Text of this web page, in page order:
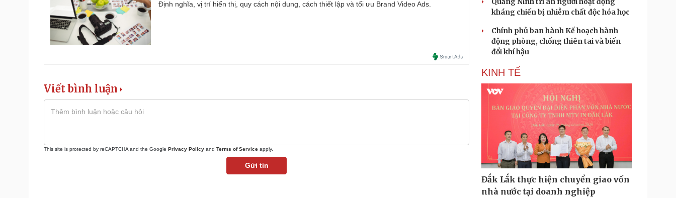
Định nghĩa, vị trí hiển thị, quy cách nội dung, cách thiết lập và tối ưu Brand Video Ads.
Viết bình luận
This site is protected by reCAPTCHA and the Google Privacy Policy and Terms of Service apply.
Gửi tin
kháng chiến bị nhiễm chất độc hóa học
Chính phủ ban hành Kế hoạch hành
động phòng, chống thiên tai và biến
đổi khí hậu
KINH TẾ
Đắk Lắk thực hiện chuyển giao vốn
nhà nước tại doanh nghiệp